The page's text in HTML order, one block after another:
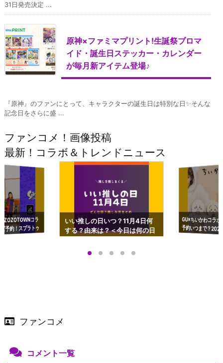
31日発売決定 ...
原神×ファミマプリント!生誕祭ブロマ
イド・誕生日ステッカー・カレンダー
が毎月新アイテム登場♪
『原神』のファンにとって、キャラクターの誕生日は特別な日✨そんな
記念日をさらに盛 ...
ファンコメ！画像投稿
最新！コラボ＆トレンドニュース
コラ
予約！スプラトゥ
ップも渋谷Hz
いい推しの日いつ？11月4日何
する？由来は？＜今日は何の日
＞
GU×ちいかわコラ
予約いつまで？
ーチやショルダー
ファンコメ
コメント一覧